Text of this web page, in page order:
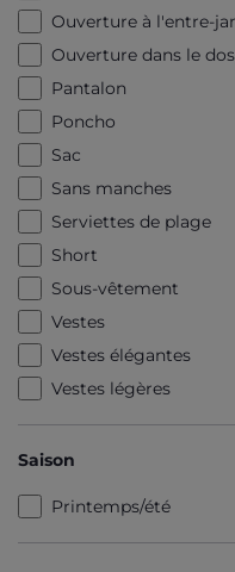
Ouverture à l'entre-
Ouverture dans le dos
Pantalon
Poncho
Sac
Sans manches
Serviettes de plage
Short
Sous-vêtement
Vestes
Vestes élégantes
Vestes légères
Saison
Printemps/été